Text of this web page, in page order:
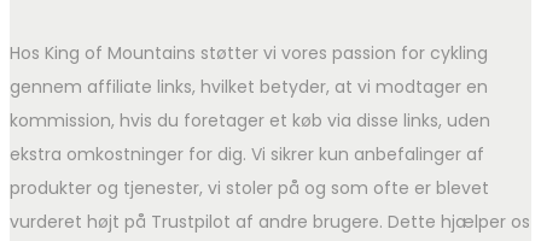
Hos King of Mountains støtter vi vores passion for cykling
gennem affiliate links, hvilket betyder, at vi modtager en
kommission, hvis du foretager et køb via disse links, uden
ekstra omkostninger for dig. Vi sikrer kun anbefalinger af
produkter og tjenester, vi stoler på og som ofte er blevet
vurderet højt på Trustpilot af andre brugere. Dette hjælper os